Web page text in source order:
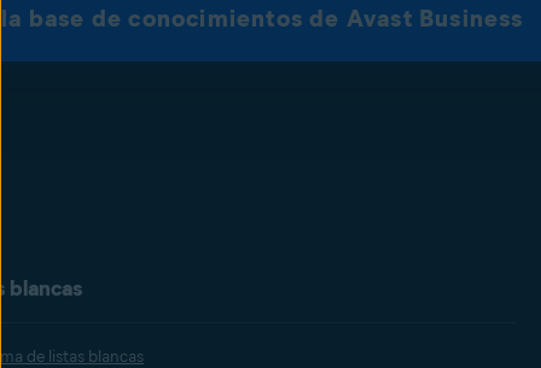
base de conocimientos de Avast Business
blancas
de listas blancas